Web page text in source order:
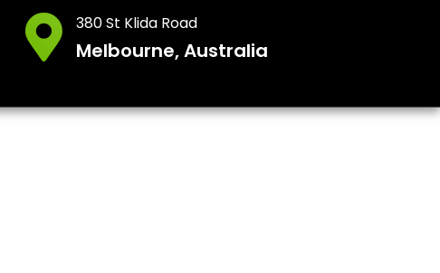
380 St Klida Road
Melbourne, Australia